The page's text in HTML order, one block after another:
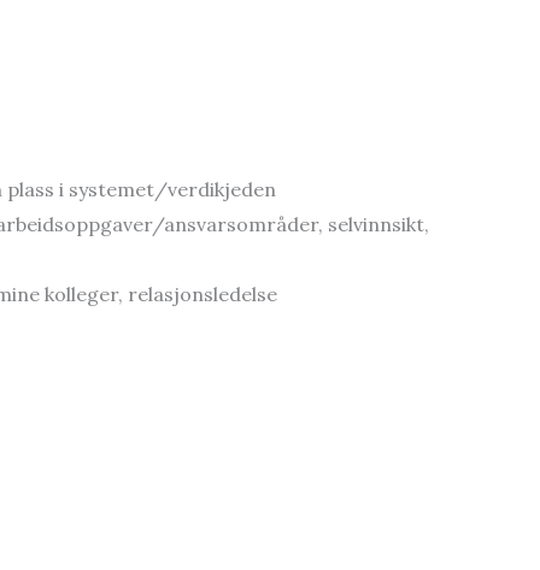
plass i systemet/verdikjeden
ansvarsområder, selvinnsikt,
kolleger, relasjonsledelse